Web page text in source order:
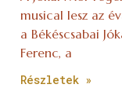
musical lesz az
a Békéscsabai
Ferenc, a
Részletek »